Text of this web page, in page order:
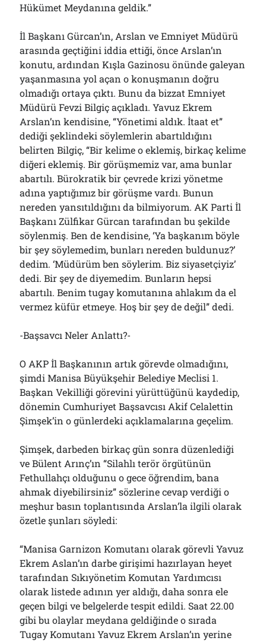
Hükümet Meydanına geldik.”
İl Başkanı Gürcan’ın, Arslan ve Emniyet Müdürü
arasında geçtiğini iddia ettiği, önce Arslan’ın
konutu, ardından Kışla Gazinosu önünde galeyan
yaşanmasına yol açan o konuşmanın doğru
olmadığı ortaya çıktı. Bunu da bizzat Emniyet
Müdürü Fevzi Bilgiç açıkladı. Yavuz Ekrem
Arslan’ın kendisine, “Yönetimi aldık. İtaat et”
dediği şeklindeki söylemlerin abartıldığını
belirten Bilgiç, “Bir kelime o eklemiş, birkaç kelime
diğeri eklemiş. Bir görüşmemiz var, ama bunlar
abartılı. Bürokratik bir çevrede krizi yönetme
adına yaptığımız bir görüşme vardı. Bunun
nereden yansıtıldığını da bilmiyorum. AK Parti İl
Başkanı Zülfikar Gürcan tarafından bu şekilde
söylenmiş. Ben de kendisine, ‘Ya başkanım böyle
bir şey söylemedim, bunları nereden buldunuz?’
dedim. ‘Müdürüm ben söylerim. Biz siyasetçiyiz’
dedi. Bir şey de diyemedim. Bunların hepsi
abartılı. Benim tugay komutanına ahlakım da el
vermez küfür etmeye. Hoş bir şey de değil” dedi.
-Başsavcı Neler Anlattı?-
O AKP İl Başkanının artık görevde olmadığını,
şimdi Manisa Büyükşehir Belediye Meclisi 1.
Başkan Vekilliği görevini yürüttüğünü kaydedip,
dönemin Cumhuriyet Başsavcısı Akif Celalettin
Şimşek’in o günlerdeki açıklamalarına geçelim.
Şimşek, darbeden birkaç gün sonra düzenlediği
ve Bülent Arınç’ın “Silahlı terör örgütünün
Fethullahçı olduğunu o gece öğrendim, bana
ahmak diyebilirsiniz” sözlerine cevap verdiği o
meşhur basın toplantısında Arslan’la ilgili olarak
özetle şunları söyledi:
“Manisa Garnizon Komutanı olarak görevli Yavuz
Ekrem Aslan’ın darbe girişimi hazırlayan heyet
tarafından Sıkıyönetim Komutan Yardımcısı
olarak listede adının yer aldığı, daha sonra ele
geçen bilgi ve belgelerde tespit edildi. Saat 22.00
gibi bu olaylar meydana geldiğinde o sırada
Tugay Komutanı Yavuz Ekrem Arslan’ın yerine